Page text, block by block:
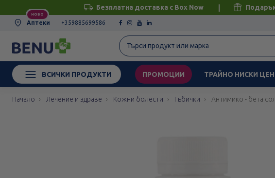
Безплатна доставка с Box Now
НОВО
Аптеки +359885699586
ВСИЧКИ ПРОДУКТИ ПРОМОЦИИ ТРАЙНО НИСКИ
Начало Лечение и здраве Кожни болести Гъбички Антимико - бета